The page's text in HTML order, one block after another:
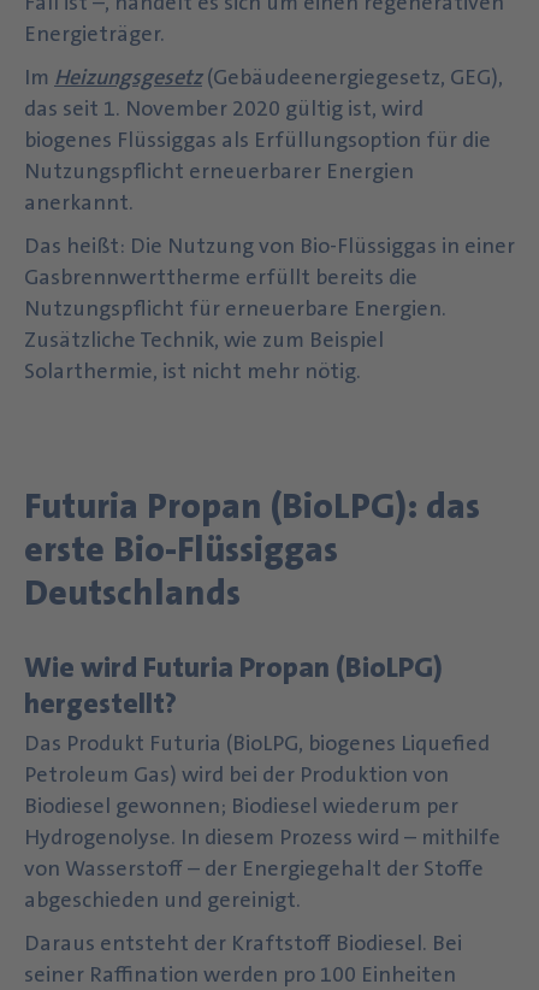
Energieträger.
Im Heizungsgesetz(Gebäudeenergiegesetz, GEG),
das seit 1. November 2020 gültig ist, wird
biogenes Flüssiggas als Erfüllungsoption für die
Nutzungspflicht erneuerbarer Energien
anerkannt.
Das heißt: Die Nutzung von Bio-Flüssiggas in einer
Gasbrennwerttherme erfüllt bereits die
Nutzungspflicht für erneuerbare Energien.
Zusätzliche Technik, wie zum Beispiel
Solarthermie, ist nicht mehr nötig.
Futuria Propan (BioLPG): das
erste Bio-Flüssiggas
Deutschlands
Wie wird Futuria Propan (BioLPG)
hergestellt?
Das Produkt Futuria (BioLPG, biogenes Liquefied
Petroleum Gas) wird bei der Produktion von
Biodiesel gewonnen; Biodiesel wiederum per
Hydrogenolyse. In diesem Prozess wird – mithilfe
von Wasserstoff – der Energiegehalt der Stoffe
abgeschieden und gereinigt.
Daraus entsteht der Kraftstoff Biodiesel. Bei
seiner Raffination werden pro 100 Einheiten